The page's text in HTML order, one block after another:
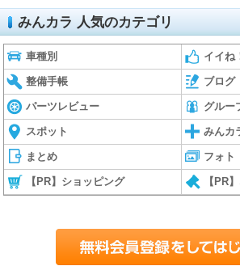
みんカラ 人気のカテゴリ
車種別 イイね
整備手帳 ブログ
パーツレビュー グルー
スポット みんカ
まとめ フォト
【PR】ショッピング 【PR